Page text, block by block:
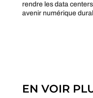
rendre les data
avenir numérique
EN VOIR